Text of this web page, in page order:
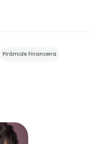
Pirâmide Financeira